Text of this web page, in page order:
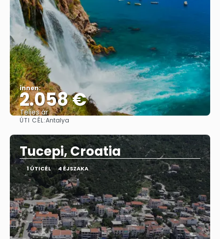
innen:
2.058 €
Teljes ár
ÚTI CÉL:Antalya
Tucepi, Croatia
1 ÚTICÉL 4 ÉJSZAKA